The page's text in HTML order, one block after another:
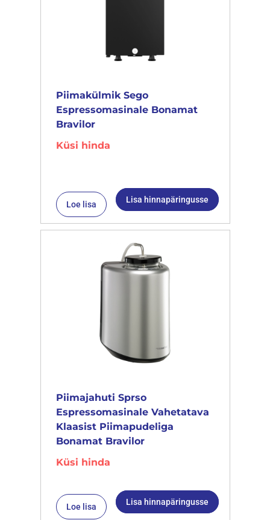
Piimakülmik Sego
Espressomasinale Bonamat
Bravilor
Küsi hinda
Loe lisa Lisa hinnapäringusse
Piimajahuti Sprso
Espressomasinale Vahetatava
Klaasist Piimapudeliga
Bonamat Bravilor
Küsi hinda
Loe lisa Lisa hinnapäringusse